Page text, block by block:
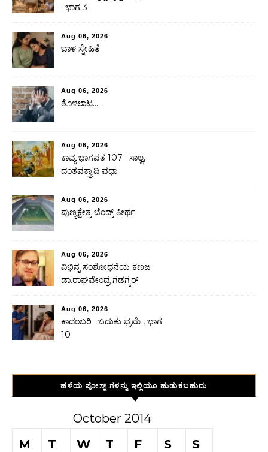
: ಭಾಗ 3
Aug 06, 2026
ಬಾಳ ಸ್ನೇಹಿತೆ
Aug 06, 2026
ತೊಳಲಾಟ…..
Aug 06, 2026
ಕಾವ್ಯ ಭಾಗವತ 107 : ಸಾಲ್ವ,
ದಂತವಕ್ತ್ರಾದಿ ವಧಾ
Aug 06, 2026
ಪುಣ್ಯಕ್ಷೇತ್ರ ಬೆಂದ್ರ್ ತೀರ್ಥ
Aug 06, 2026
ವಿಭಿನ್ನ ಸಂಶೋಧನೆಯ ಕಣಜ
ಡಾ.ರಾಘವೇಂದ್ರ ಗಡಗ್ಕರ್
Aug 06, 2026
ಕಾದಂಬರಿ : ಬದುಕು ಭ್ರಮೆ , ಭಾಗ
10
ಹಳೆಯ ಪೋಸ್ಟ್ ಗಳನ್ನು ಇಲ್ಲಿಯೂ ಹುಡುಕಬಹುದು
October 2014
M
T W T F S S